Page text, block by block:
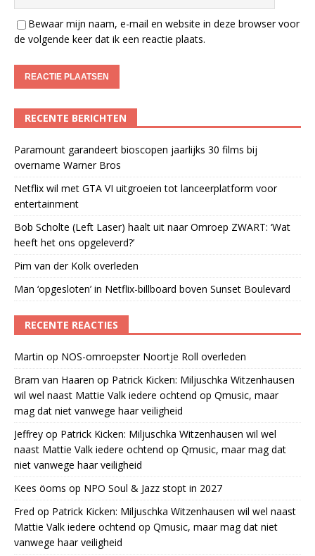
Bewaar mijn naam, e-mail en website in deze browser voor
de volgende keer dat ik een reactie plaats.
RECENTE BERICHTEN
Paramount garandeert bioscopen jaarlijks 30 films bij
overname Warner Bros
Netflix wil met GTA VI uitgroeien tot lanceerplatform voor
entertainment
Bob Scholte (Left Laser) haalt uit naar Omroep ZWART: ‘Wat
heeft het ons opgeleverd?’
Pim van der Kolk overleden
Man ‘opgesloten’ in Netflix-billboard boven Sunset Boulevard
RECENTE REACTIES
Martin op NOS-omroepster Noortje Roll overleden
Bram van Haaren op Patrick Kicken: Miljuschka Witzenhausen
wil wel naast Mattie Valk iedere ochtend op Qmusic, maar
mag dat niet vanwege haar veiligheid
Jeffrey op Patrick Kicken: Miljuschka Witzenhausen wil wel
naast Mattie Valk iedere ochtend op Qmusic, maar mag dat
niet vanwege haar veiligheid
Kees öoms op NPO Soul & Jazz stopt in 2027
Fred op Patrick Kicken: Miljuschka Witzenhausen wil wel naast
Mattie Valk iedere ochtend op Qmusic, maar mag dat niet
vanwege haar veiligheid